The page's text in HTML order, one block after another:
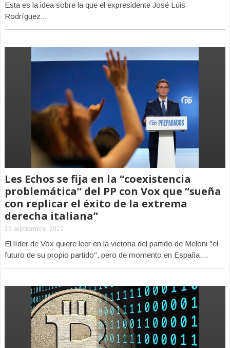
Esta es la idea sobre la que el expresidente José Luis
Rodríguez...
Les Echos se fija en la “coexistencia
problemática” del PP con Vox que “sueña
con replicar el éxito de la extrema
derecha italiana”
30 septiembre, 2022
El líder de Vox quiere leer en la victoria del partido de Meloni "el
futuro de su propio partido", pero de momento en España,...